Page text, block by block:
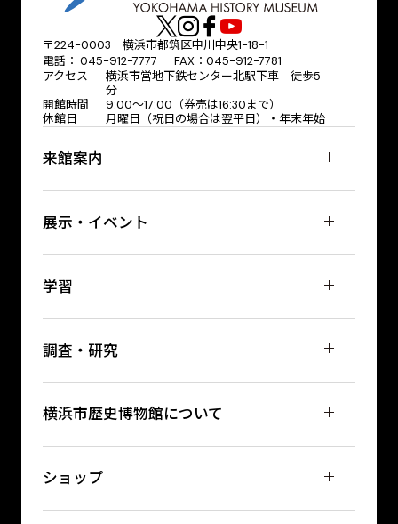
〒224-0003 横浜市都筑区中川中央1-18-1
電話： 045-912-7777 FAX：045-912-7781
アクセス
横浜市営地下鉄センター北駅下車 徒歩5
分
開館時間
9:00〜17:00（券売は16:30まで）
休館日
月曜日（祝日の場合は翌平日）・年末年始
来館案内
展示・イベント
学習
調査・研究
横浜市歴史博物館について
ショップ